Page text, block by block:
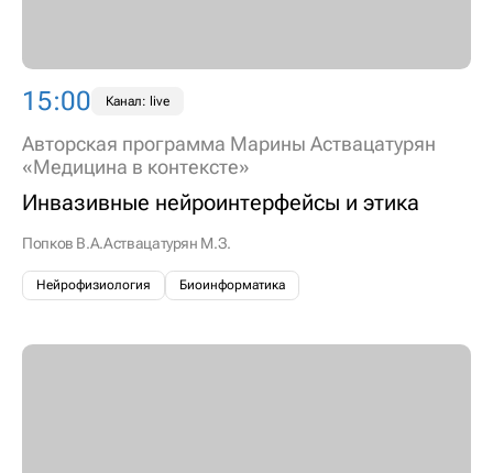
15:00 Канал: live
Авторская программа Марины Аствацатурян
«Медицина в контексте»
Инвазивные нейроинтерфейсы и этика
Попков В.А.Аствацатурян М.З.
Нейрофизиология Биоинформатика